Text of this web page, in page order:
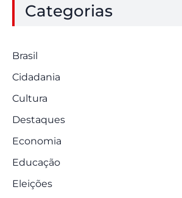
Categorias
Brasil
Cidadania
Cultura
Destaques
Economia
Educação
Eleições